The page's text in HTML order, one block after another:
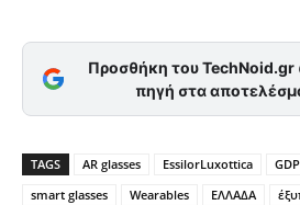
Προσθήκη του
πηγή στα
TAGS AR glasses EssilorLuxottica
smart glasses
Wearables ΕΛΛΑΔΑ